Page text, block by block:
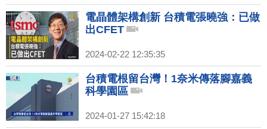
電晶體架構創新 台積電張曉強：已做
出CFET
2024-02-22 12:35:35
台積電根留台灣！1奈米傳落腳嘉義
科學園區
2024-01-27 15:42:18